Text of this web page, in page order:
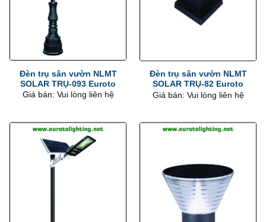
Đèn trụ sân vườn NLMT
SOLAR TRỤ-093 Euroto
Giá bán: Vui lòng liên hệ
Đèn trụ sân vườn NLMT
SOLAR TRỤ-82 Euroto
Giá bán: Vui lòng liên hệ